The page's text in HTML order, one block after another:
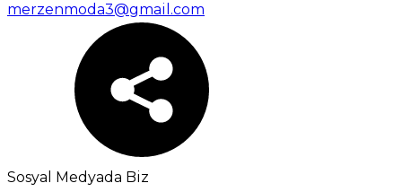
merzenmoda3@gmail.com
Sosyal Medyada Biz